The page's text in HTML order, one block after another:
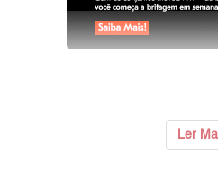
Ler